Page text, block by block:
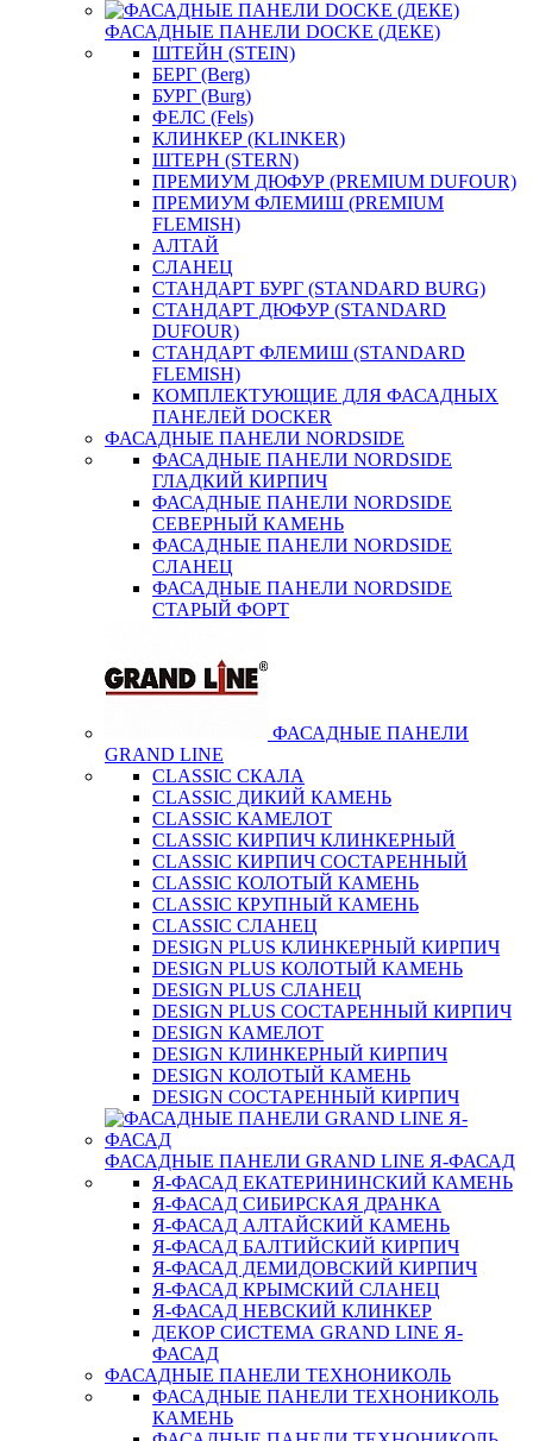
ФАСАДНЫЕ ПАНЕЛИ DOCKE (ДЕКЕ)
ШТЕЙН (STEIN)
БЕРГ (Berg)
БУРГ (Burg)
ФЕЛС (Fels)
КЛИНКЕР (KLINKER)
ШТЕРН (STERN)
ПРЕМИУМ ДЮФУР (PREMIUM DUFOUR)
ПРЕМИУМ ФЛЕМИШ (PREMIUM
FLEMISH)
АЛТАЙ
СЛАНЕЦ
СТАНДАРТ БУРГ (STANDARD BURG)
СТАНДАРТ ДЮФУР (STANDARD
DUFOUR)
СТАНДАРТ ФЛЕМИШ (STANDARD
FLEMISH)
КОМПЛЕКТУЮЩИЕ ДЛЯ ФАСАДНЫХ
ПАНЕЛЕЙ DOCKER
ФАСАДНЫЕ ПАНЕЛИ NORDSIDE
ФАСАДНЫЕ ПАНЕЛИ NORDSIDE
ГЛАДКИЙ КИРПИЧ
ФАСАДНЫЕ ПАНЕЛИ NORDSIDE
СЕВЕРНЫЙ КАМЕНЬ
ФАСАДНЫЕ ПАНЕЛИ NORDSIDE
СЛАНЕЦ
ФАСАДНЫЕ ПАНЕЛИ NORDSIDE
СТАРЫЙ ФОРТ
ФАСАДНЫЕ ПАНЕЛИ
GRAND LINE
CLASSIC СКАЛА
CLASSIC ДИКИЙ КАМЕНЬ
CLASSIC КАМЕЛОТ
CLASSIC КИРПИЧ КЛИНКЕРНЫЙ
CLASSIC КИРПИЧ СОСТАРЕННЫЙ
CLASSIC КОЛОТЫЙ КАМЕНЬ
CLASSIC КРУПНЫЙ КАМЕНЬ
CLASSIC СЛАНЕЦ
DESIGN PLUS КЛИНКЕРНЫЙ КИРПИЧ
DESIGN PLUS КОЛОТЫЙ КАМЕНЬ
DESIGN PLUS СЛАНЕЦ
DESIGN PLUS СОСТАРЕННЫЙ КИРПИЧ
DESIGN КАМЕЛОТ
DESIGN КЛИНКЕРНЫЙ КИРПИЧ
DESIGN КОЛОТЫЙ КАМЕНЬ
DESIGN СОСТАРЕННЫЙ КИРПИЧ
ФАСАДНЫЕ ПАНЕЛИ GRAND LINE Я-ФАСАД
Я-ФАСАД ЕКАТЕРИНИНСКИЙ КАМЕНЬ
Я-ФАСАД СИБИРСКАЯ ДРАНКА
Я-ФАСАД АЛТАЙСКИЙ КАМЕНЬ
Я-ФАСАД БАЛТИЙСКИЙ КИРПИЧ
Я-ФАСАД ДЕМИДОВСКИЙ КИРПИЧ
Я-ФАСАД КРЫМСКИЙ СЛАНЕЦ
Я-ФАСАД НЕВСКИЙ КЛИНКЕР
ДЕКОР СИСТЕМА GRAND LINE Я-
ФАСАД
ФАСАДНЫЕ ПАНЕЛИ ТЕХНОНИКОЛЬ
ФАСАДНЫЕ ПАНЕЛИ ТЕХНОНИКОЛЬ
КАМЕНЬ